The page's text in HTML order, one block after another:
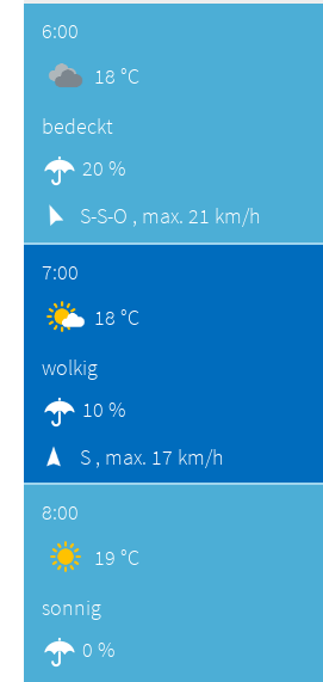
6:00
18 °C
bedeckt
20 %
S-S-O , max. 21 km/h
7:00
18 °C
wolkig
10 %
S , max. 17 km/h
8:00
19 °C
sonnig
0 %